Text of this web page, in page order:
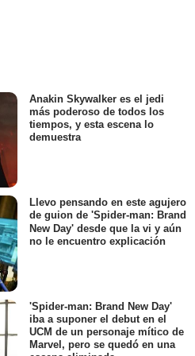
Anakin Skywalker es el jedi
más poderoso de todos los
tiempos, y esta escena lo
demuestra
Llevo pensando en este agujero
de guion de 'Spider-man: Brand
New Day' desde que la vi y aún
no le encuentro explicación
'Spider-man: Brand New Day'
iba a suponer el debut en el
UCM de un personaje mítico de
Marvel, pero se quedó en una